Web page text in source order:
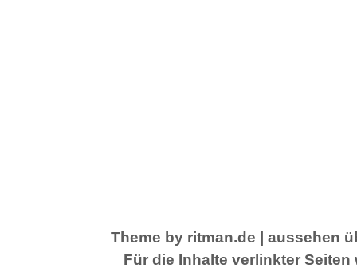
Theme by ritman.de | aussehen
Für die Inhalte verlinkter